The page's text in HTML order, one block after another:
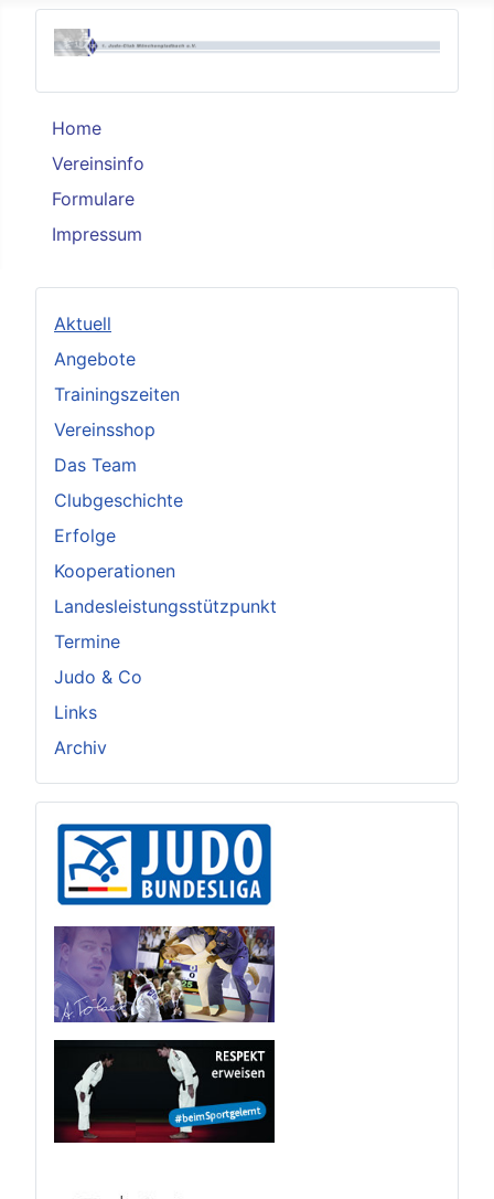
Home
Vereinsinfo
Formulare
Impressum
Aktuell
Angebote
Trainingszeiten
Vereinsshop
Das Team
Clubgeschichte
Erfolge
Kooperationen
Landesleistungsstützpunkt
Termine
Judo & Co
Links
Archiv